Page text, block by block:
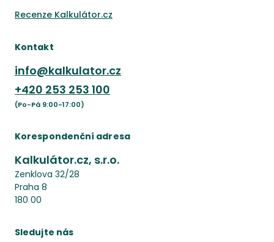
Recenze Kalkulátor.cz
Kontakt
info@kalkulator.cz
+420 253 253 100
(Po-Pá 9:00-17:00)
Korespondenční adresa
Kalkulátor.cz, s.r.o.
Zenklova 32/28
Praha 8
180 00
Sledujte nás